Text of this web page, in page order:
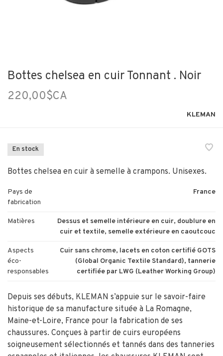
Bottes chelsea en cuir Tonnant . Noir
220,00$CA
KLEMAN
En stock
Bottes chelsea en cuir à semelle à crampons. Unisexes.
Pays de
fabrication
France
Matières
Dessus et semelle intérieure en cuir, doublure en
cuir et textile, semelle extérieure en caoutcouc
Aspects
éco-
responsables
Cuir sans chrome, lacets en coton certifié GOTS
(Global Organic Textile Standard), tannerie
certifiée par LWG (Leather Working Group)
Depuis ses débuts, KLEMAN s’appuie sur le savoir-faire
historique de sa manufacture située à La Romagne,
Maine-et-Loire, France pour la fabrication de ses
chaussures. Conçues à partir de cuirs européens
soigneusement sélectionnés et tannés dans des tanneries